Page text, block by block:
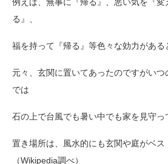
る』、
福を持って『帰る』等色々な効力がある
元々、玄関に置いてあったのですがい
では
石の上で台風でも暑い中でも家を見守っ
置き場所は、風水的にも玄関や庭がベス
（Wikipedia調べ）